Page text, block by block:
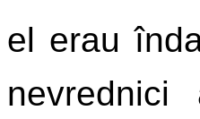
el erau